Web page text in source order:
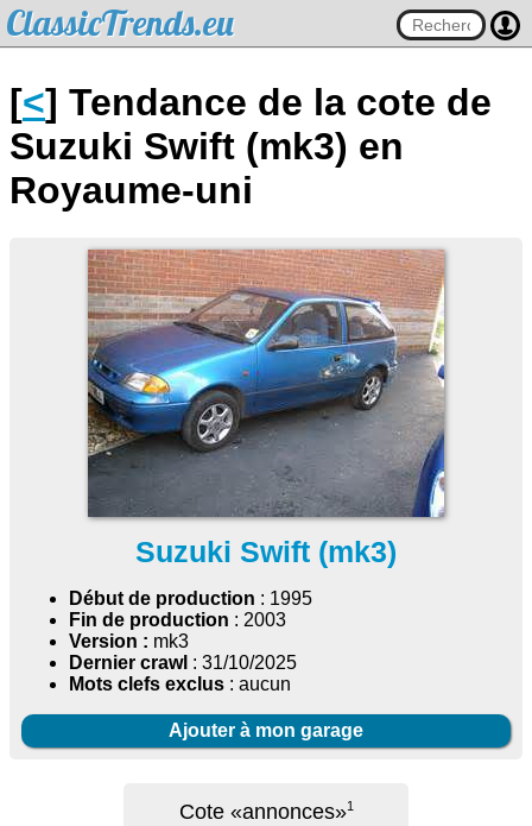
ClassicTrends.eu
[<] Tendance de la cote de
Suzuki Swift (mk3) en
Royaume-uni
Suzuki Swift (mk3)
Début de production : 1995
Fin de production : 2003
Version : mk3
Dernier crawl : 31/10/2025
Mots clefs exclus : aucun
Ajouter à mon garage
Cote «annonces»1